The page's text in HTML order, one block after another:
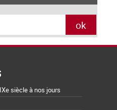
siècle à nos jours